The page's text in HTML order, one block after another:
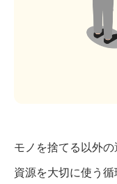
モノを捨てる以外
資源を大切に使う